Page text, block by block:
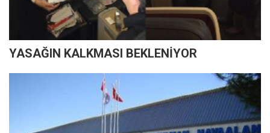
YASAĞIN KALKMASI BEKLENİYOR